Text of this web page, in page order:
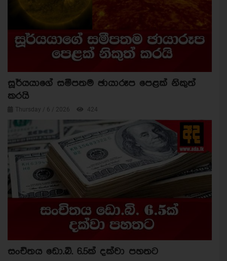
සූර්යයාගේ සමීපතම ඡායාරූප පෙළක් නිකුත්
කරයි
Thursday / 6 / 2026 424
සංචිතය ඩො.බි. 6.5ක් දක්වා පහතට